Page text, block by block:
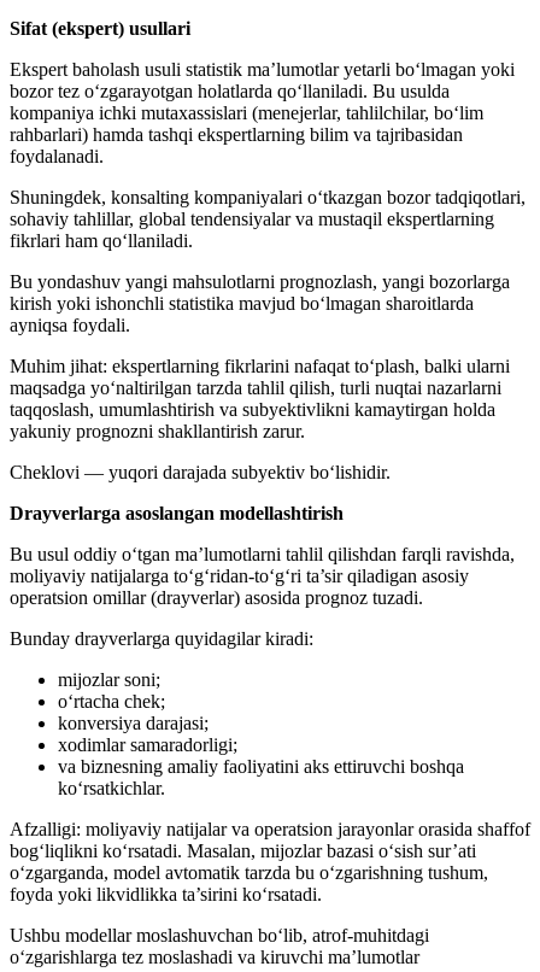
Sifat (ekspert) usullari
Ekspert baholash usuli statistik ma’lumotlar yetarli bo‘lmagan yoki
bozor tez o‘zgarayotgan holatlarda qo‘llaniladi. Bu usulda
kompaniya ichki mutaxassislari (menejerlar, tahlilchilar, bo‘lim
rahbarlari) hamda tashqi ekspertlarning bilim va tajribasidan
foydalanadi.
Shuningdek, konsalting kompaniyalari o‘tkazgan bozor tadqiqotlari,
sohaviy tahlillar, global tendensiyalar va mustaqil ekspertlarning
fikrlari ham qo‘llaniladi.
Bu yondashuv yangi mahsulotlarni prognozlash, yangi bozorlarga
kirish yoki ishonchli statistika mavjud bo‘lmagan sharoitlarda
ayniqsa foydali.
Muhim jihat: ekspertlarning fikrlarini nafaqat to‘plash, balki ularni
maqsadga yo‘naltirilgan tarzda tahlil qilish, turli nuqtai nazarlarni
taqqoslash, umumlashtirish va subyektivlikni kamaytirgan holda
yakuniy prognozni shakllantirish zarur.
Cheklovi — yuqori darajada subyektiv bo‘lishidir.
Drayverlarga asoslangan modellashtirish
Bu usul oddiy o‘tgan ma’lumotlarni tahlil qilishdan farqli ravishda,
moliyaviy natijalarga to‘g‘ridan-to‘g‘ri ta’sir qiladigan asosiy
operatsion omillar (drayverlar) asosida prognoz tuzadi.
Bunday drayverlarga quyidagilar kiradi:
mijozlar soni;
o‘rtacha chek;
konversiya darajasi;
xodimlar samaradorligi;
va biznesning amaliy faoliyatini aks ettiruvchi boshqa
ko‘rsatkichlar.
Afzalligi: moliyaviy natijalar va operatsion jarayonlar orasida shaffof
bog‘liqlikni ko‘rsatadi. Masalan, mijozlar bazasi o‘sish sur’ati
o‘zgarganda, model avtomatik tarzda bu o‘zgarishning tushum,
foyda yoki likvidlikka ta’sirini ko‘rsatadi.
Ushbu modellar moslashuvchan bo‘lib, atrof-muhitdagi
o‘zgarishlarga tez moslashadi va kiruvchi ma’lumotlar